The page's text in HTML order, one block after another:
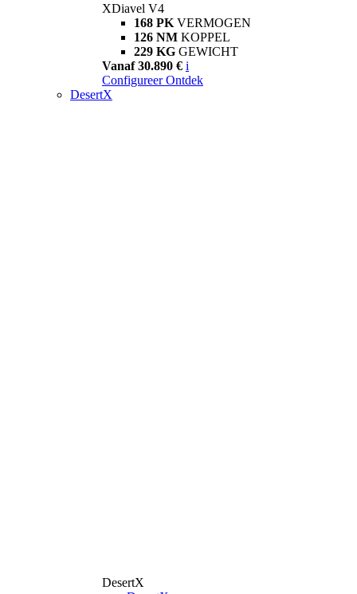
XDiavel V4
168 PK VERMOGEN
126 NM KOPPEL
229 KG GEWICHT
Vanaf 30.890 € i
Configureer Ontdek
DesertX
DesertX